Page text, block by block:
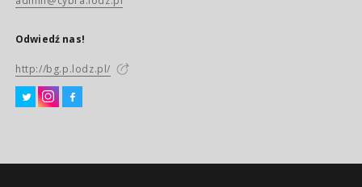
Odwiedź nas!
http://bg.p.lodz.pl/